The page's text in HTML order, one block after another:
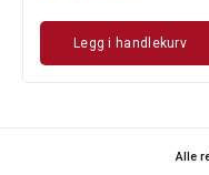
Legg i handlekurv
Alle